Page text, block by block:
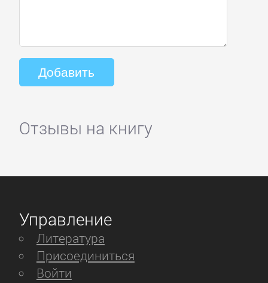
Отзывы на книгу
Управление
Литература
Присоединиться
Войти